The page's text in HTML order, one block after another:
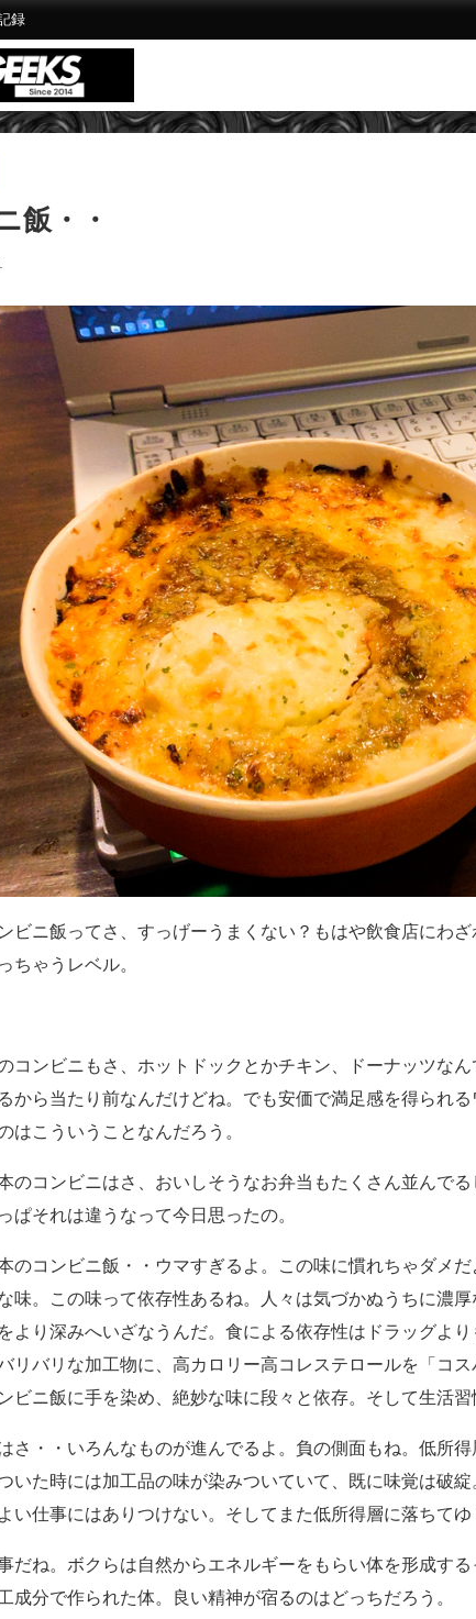
録
飯・・
ビニ飯ってさ、すっげーうまくない？もはや飲食店にわ
ちゃうレベル。
コンビニもさ、ホットドックとかチキン、ドーナッツな
から当たり前なんだけどね。でも安価で満足感を得られ
はこういうことなんだろう。
のコンビニはさ、おいしそうなお弁当もたくさん並んで
ぱそれは違うなって今日思ったの。
のコンビニ飯・・ウマすぎるよ。この味に慣れちゃダメ
味。この味って依存性あるね。人々は気づかぬうちに濃
より深みへいざなうんだ。食による依存性はドラッグよ
リバリな加工物に、高カロリー高コレステロールを「コ
ビニ飯に手を染め、絶妙な味に段々と依存。そして生活
さ・・いろんなものが進んでるよ。負の側面もね。低所
いた時には加工品の味が染みついていて、既に味覚は破
い仕事にはありつけない。そしてまた低所得層に落ちて
だね。ボクらは自然からエネルギーをもらい体を形成す
成分で作られた体。良い精神が宿るのはどっちだろう。